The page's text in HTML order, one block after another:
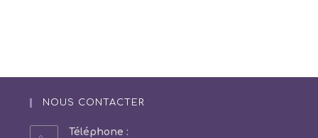
NOUS CONTACTER
Téléphone :